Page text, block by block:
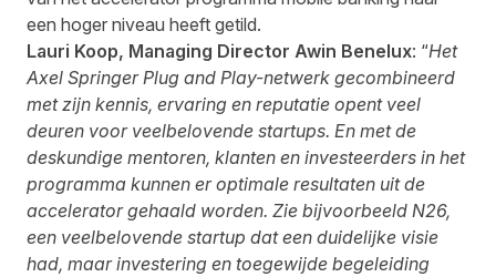
een hoger niveau heeft getild.
Lauri Koop, Managing Director Awin Benelux: “Het
Axel Springer Plug and Play-netwerk gecombineerd
met zijn kennis, ervaring en reputatie opent veel
deuren voor veelbelovende startups. En met de
deskundige mentoren, klanten en investeerders in het
programma kunnen er optimale resultaten uit de
accelerator gehaald worden. Zie bijvoorbeeld N26,
een veelbelovende startup dat een duidelijke visie
had, maar investering en toegewijde begeleiding